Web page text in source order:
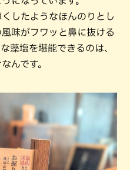
したようなほんのりとし
味がフワッと鼻に抜ける
藻塩を堪能できるのは、
んです。